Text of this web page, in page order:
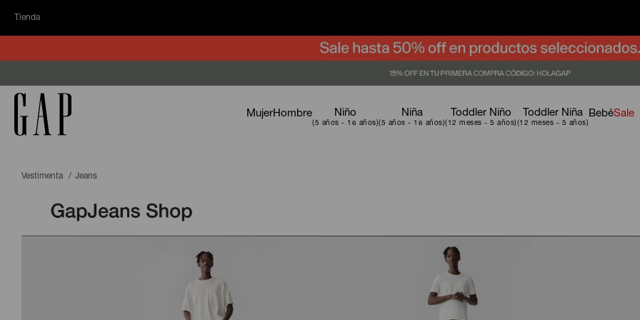
Tienda
MujerHombre Niño Niña Toddler Niño Toddler Niña BebéSale
Vestimenta Jeans